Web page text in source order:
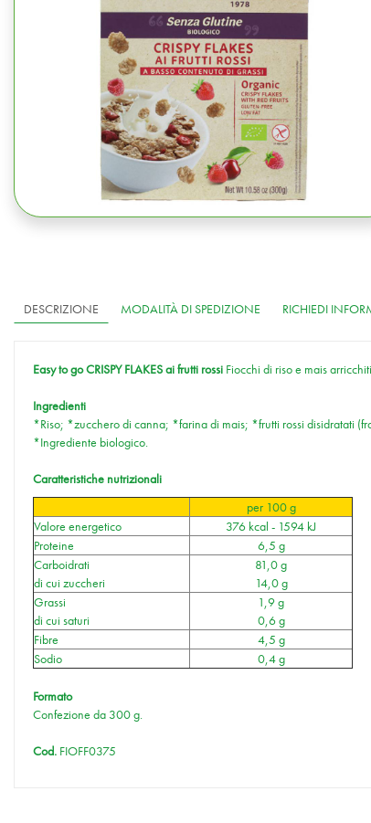
DESCRIZIONE MODALITÀ DI SPEDIZIONE RICHIEDI
Easy to go CRISPY FLAKES ai frutti rossi Fiocchi di riso e mais
Ingredienti
*Riso; *zucchero di canna; *farina di mais; *frutti rossi disidratati
*Ingrediente biologico.
Caratteristiche nutrizionali
per 100 g
Valore energetico
376 kcal - 1594 kJ
Proteine
6,5 g
Carboidrati
di cui zuccheri
81,0 g
14,0 g
Grassi
di cui saturi
1,9 g
0,6 g
Fibre
4,5 g
Sodio
0,4 g
Formato
Confezione da 300 g.
Cod. FIOFF0375